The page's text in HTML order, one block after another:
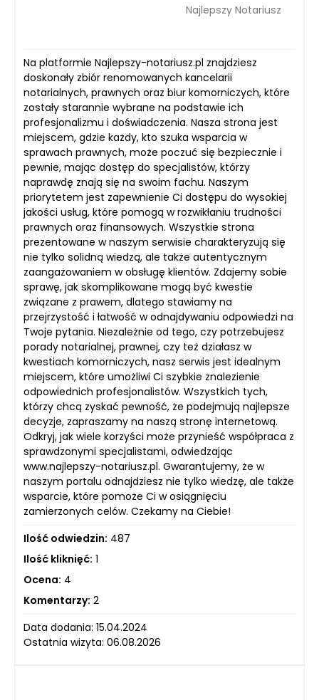
Najlepszy Notariusz
Na platformie Najlepszy-notariusz.pl znajdziesz
doskonały zbiór renomowanych kancelarii
notarialnych, prawnych oraz biur komorniczych, które
zostały starannie wybrane na podstawie ich
profesjonalizmu i doświadczenia. Nasza strona jest
miejscem, gdzie każdy, kto szuka wsparcia w
sprawach prawnych, może poczuć się bezpiecznie i
pewnie, mając dostęp do specjalistów, którzy
naprawdę znają się na swoim fachu. Naszym
priorytetem jest zapewnienie Ci dostępu do wysokiej
jakości usług, które pomogą w rozwikłaniu trudności
prawnych oraz finansowych. Wszystkie strona
prezentowane w naszym serwisie charakteryzują się
nie tylko solidną wiedzą, ale także autentycznym
zaangażowaniem w obsługę klientów. Zdajemy sobie
sprawę, jak skomplikowane mogą być kwestie
związane z prawem, dlatego stawiamy na
przejrzystość i łatwość w odnajdywaniu odpowiedzi na
Twoje pytania. Niezależnie od tego, czy potrzebujesz
porady notarialnej, prawnej, czy też działasz w
kwestiach komorniczych, nasz serwis jest idealnym
miejscem, które umożliwi Ci szybkie znalezienie
odpowiednich profesjonalistów. Wszystkich tych,
którzy chcą zyskać pewność, że podejmują najlepsze
decyzje, zapraszamy na naszą stronę internetową.
Odkryj, jak wiele korzyści może przynieść współpraca z
sprawdzonymi specjalistami, odwiedzając
www.najlepszy-notariusz.pl. Gwarantujemy, że w
naszym portalu odnajdziesz nie tylko wiedzę, ale także
wsparcie, które pomoże Ci w osiągnięciu
zamierzonych celów. Czekamy na Ciebie!
Ilość odwiedzin: 487
Ilość kliknięć: 1
Ocena: 4
Komentarzy: 2
Data dodania: 15.04.2024
Ostatnia wizyta: 06.08.2026